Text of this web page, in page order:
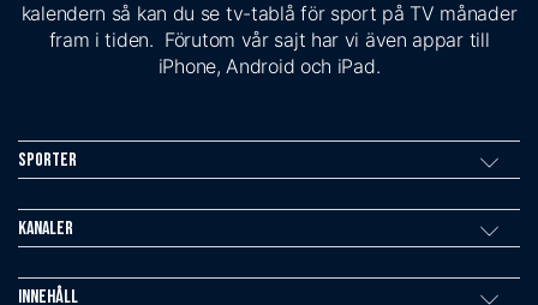
kalendern så kan du se tv-tablå för sport på TV månader
fram i tiden. Förutom vår sajt har vi även appar till
iPhone, Android och iPad.
Sporter
Kanaler
Innehåll